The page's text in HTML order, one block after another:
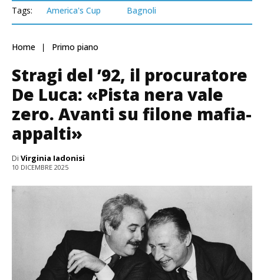
Tags: America's Cup Bagnoli
Home Primo piano
Stragi del ’92, il procuratore
De Luca: «Pista nera vale
zero. Avanti su filone mafia-
appalti»
Di Virginia Iadonisi
10 DICEMBRE 2025